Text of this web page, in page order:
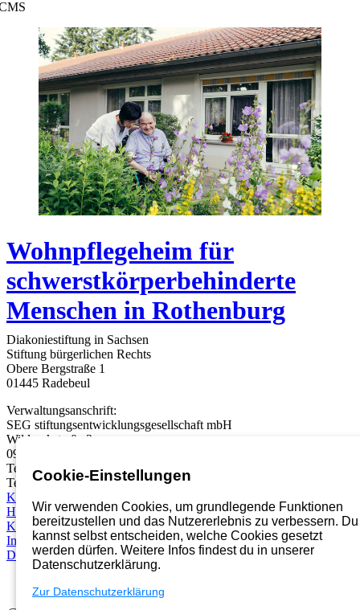
Wohnpflegeheim für
schwerstkörperbehinderte
Menschen in Rothenburg
Diakoniestiftung in Sachsen
Stiftung bürgerlichen Rechts
Obere Bergstraße 1
01445 Radebeul
Verwaltungsanschrift:
SEG stiftungsentwicklungsgesellschaft mbH
Wildparkstraße 3
09247 Chemnitz
Telefon:
03722 46937 0
Telefax: 03722 49937 99
Karriereportal
Hinweisgebersystem
Kontakt
Impressum
Datenschutz
Cookie-Einstellungen
Wir verwenden Cookies, um grundlegende Funktionen
bereitzustellen und das Nutzererlebnis zu verbessern. Du
kannst selbst entscheiden, welche Cookies gesetzt
werden dürfen. Weitere Infos findest du in unserer
Datenschutzerklärung.
Zur Datenschutzerklärung